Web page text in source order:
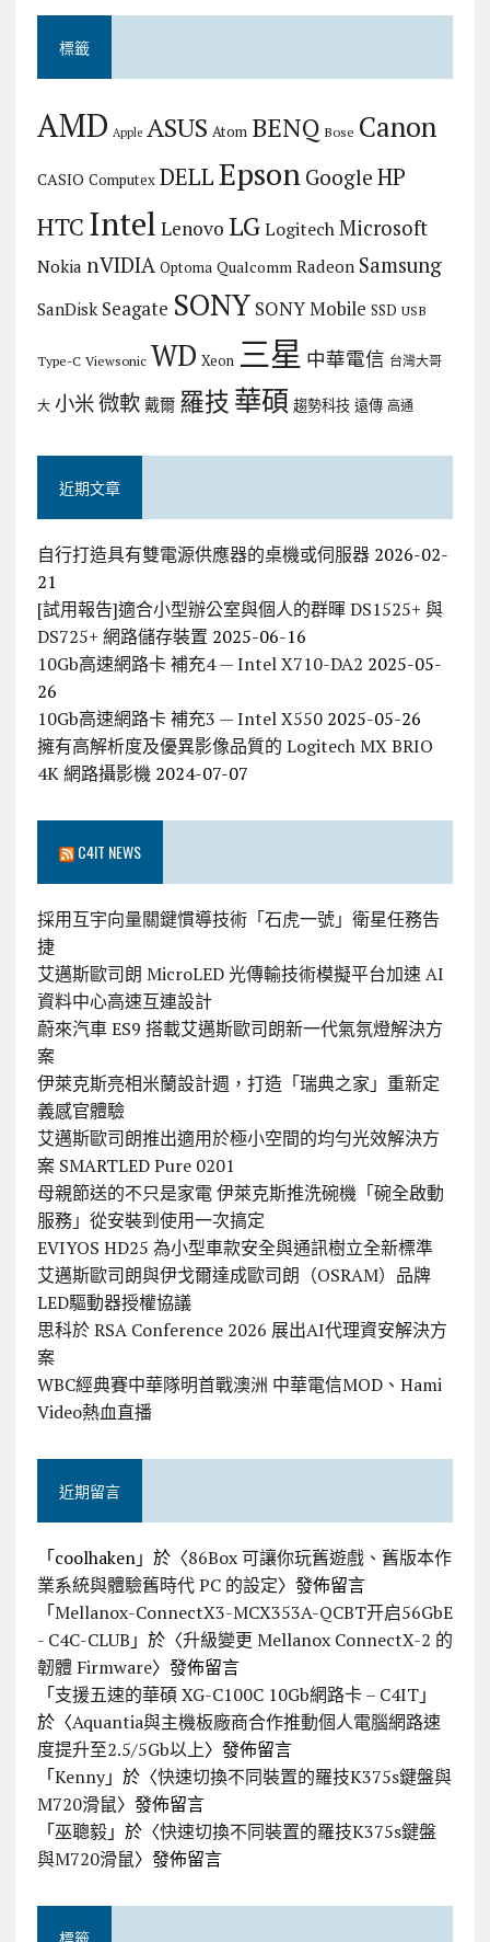
標籤
AMD Apple ASUS Atom BENQ Bose Canon
CASIO Computex DELLEpson Google HP
HTC Intel Lenovo LG Logitech Microsoft
Nokia nVIDIA Optoma Qualcomm Radeon Samsung
SanDisk Seagate SONY SONY Mobile SSD USB
Type-C Viewsonic WD Xeon 三星 中華電信 台灣大哥
大 小米微軟 戴爾 羅技華碩 趨勢科技 遠傳 高通
近期文章
自行打造具有雙電源供應器的桌機或伺服器 2026-02-
21
[試用報告]適合小型辦公室與個人的群暉 DS1525+ 與
DS725+ 網路儲存裝置 2025-06-16
10Gb高速網路卡 補充4 — Intel X710-DA2 2025-05-
26
10Gb高速網路卡 補充3 — Intel X550 2025-05-26
擁有高解析度及優異影像品質的 Logitech MX BRIO
4K 網路攝影機 2024-07-07
C4IT NEWS
採用互宇向量關鍵慣導技術「石虎一號」衛星任務告
捷
艾邁斯歐司朗 MicroLED 光傳輸技術模擬平台加速 AI
資料中心高速互連設計
蔚來汽車 ES9 搭載艾邁斯歐司朗新一代氣氛燈解決方
案
伊萊克斯亮相米蘭設計週，打造「瑞典之家」重新定
義感官體驗
艾邁斯歐司朗推出適用於極小空間的均勻光效解決方
案 SMARTLED Pure 0201
母親節送的不只是家電 伊萊克斯推洗碗機「碗全啟動
服務」從安裝到使用一次搞定
EVIYOS HD25 為小型車款安全與通訊樹立全新標準
艾邁斯歐司朗與伊戈爾達成歐司朗（OSRAM）品牌
LED驅動器授權協議
思科於 RSA Conference 2026 展出AI代理資安解決方
案
WBC經典賽中華隊明首戰澳洲 中華電信MOD、Hami
Video熱血直播
近期留言
「coolhaken」於〈86Box 可讓你玩舊遊戲、舊版本作
業系統與體驗舊時代 PC 的設定〉發佈留言
「Mellanox-ConnectX3-MCX353A-QCBT开启56GbE
- C4C-CLUB 」於〈升級變更 Mellanox ConnectX-2 的
韌體 Firmware〉發佈留言
「支援五速的華碩 XG-C100C 10Gb網路卡 – C4IT」
於〈Aquantia與主機板廠商合作推動個人電腦網路速
度提升至2.5/5Gb以上〉發佈留言
「Kenny」於〈快速切換不同裝置的羅技K375s鍵盤與
M720滑鼠〉發佈留言
「巫聰毅」於〈快速切換不同裝置的羅技K375s鍵盤
與M720滑鼠〉發佈留言
標籤